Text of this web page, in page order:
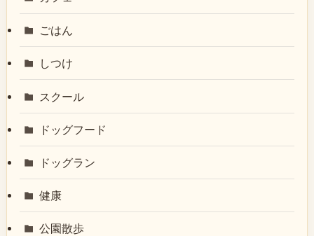
ごはん
しつけ
スクール
ドッグフード
ドッグラン
健康
公園散歩